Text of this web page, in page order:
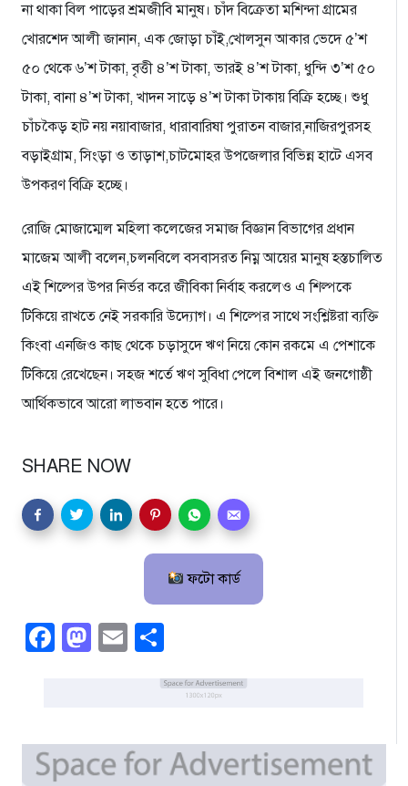
না থাকা বিল পাড়ের শ্রমজীবি মানুষ। চাঁদ বিক্রেতা মশিন্দা গ্রামের
খোরশেদ আলী জানান, এক জোড়া চাঁই,খোলসুন আকার ভেদে ৫’শ
৫০ থেকে ৬’শ টাকা, বৃত্তী ৪’শ টাকা, ভারই ৪’শ টাকা, ধুন্দি ৩’শ ৫০
টাকা, বানা ৪’শ টাকা, খাদন সাড়ে ৪’শ টাকা টাকায় বিক্রি হচ্ছে। শুধু
চাঁচকৈড় হাট নয় নয়াবাজার, ধারাবারিষা পুরাতন বাজার,নাজিরপুরসহ
বড়াইগ্রাম, সিংড়া ও তাড়াশ,চাটমোহর উপজেলার বিভিন্ন হাটে এসব
উপকরণ বিক্রি হচ্ছে।
রোজি মোজাম্মেল মহিলা কলেজের সমাজ বিজ্ঞান বিভাগের প্রধান
মাজেম আলী বলেন,চলনবিলে বসবাসরত নিম্ন আয়ের মানুষ হস্তচালিত
এই শিল্পের উপর নির্ভর করে জীবিকা নির্বাহ করলেও এ শিল্পকে
টিকিয়ে রাখতে নেই সরকারি উদ্যোগ। এ শিল্পের সাথে সংশ্লিষ্টরা ব্যক্তি
কিংবা এনজিও কাছ থেকে চড়াসুদে ঋণ নিয়ে কোন রকমে এ পেশাকে
টিকিয়ে রেখেছেন। সহজ শর্তে ঋণ সুবিধা পেলে বিশাল এই জনগোষ্ঠী
আর্থিকভাবে আরো লাভবান হতে পারে।
SHARE NOW
ফটো কার্ড
Facebook
Mastodon
Email